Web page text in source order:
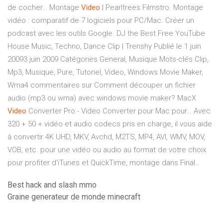
de cocher… Montage Video | Pearltrees Filmstro. Montage
vidéo : comparatif de 7 logiciels pour PC/Mac. Créer un
podcast avec les outils Google. DJ the Best Free YouTube
House Music, Techno, Dance Clip | Trenshy Publié le 1 juin
20093 juin 2009 Catégories General, Musique Mots-clés Clip,
Mp3, Musique, Pure, Tutoriel, Video, Windows Movie Maker,
Wma4 commentaires sur Comment découper un fichier
audio (mp3 ou wma) avec windows movie maker? MacX
Video Converter Pro - Video Converter pour Mac pour… Avec
320 + 50 + vidéo et audio codecs pris en charge, il vous aide
à convertir 4K UHD, MKV, Avchd, M2TS, MP4, AVI, WMV, MOV,
VOB, etc. pour une vidéo ou audio au format de votre choix
pour profiter d'iTunes et QuickTime, montage dans Final…
Best hack and slash mmo
Graine generateur de monde minecraft